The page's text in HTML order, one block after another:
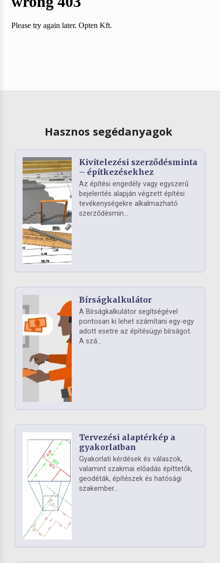
Hasznos segédanyagok
Kivitelezési szerződésminta
– építkezésekhez
Az építési engedély vagy egyszerű
bejelentés alapján végzett építési
tevékenységekre alkalmazható
szerződésmin...
Bírságkalkulátor
A Bírságkalkulátor segítségével
pontosan ki lehet számítani egy-egy
adott esetre az építésügyi bírságot.
A szá...
Tervezési alaptérkép a
gyakorlatban
Gyakorlati kérdések és válaszok,
valamint szakmai előadás építtetők,
geodéták, építészek és hatósági
szakember...